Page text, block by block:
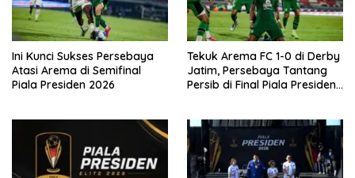
Ini Kunci Sukses Persebaya
Atasi Arema di Semifinal
Piala Presiden 2026
Tekuk Arema FC 1-0 di Derby
Jatim, Persebaya Tantang
Persib di Final Piala Presiden